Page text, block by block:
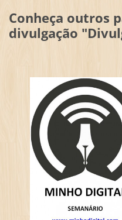
Conheça outros
divulgação